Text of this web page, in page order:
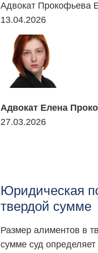
Адвокат Прокофьева
13.04.2026
Адвокат Елена
27.03.2026
Юридическая
твердой сумме
Размер алиментов в
сумме суд